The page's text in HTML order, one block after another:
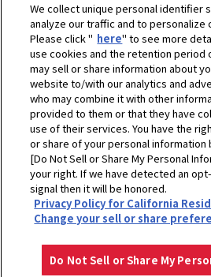
尋找據點 聯繫方式
尋找據點
支援
關於我們
總裁的話 我們的使命 業務範疇
企業社會責任／環境
運動
選擇地區
Copyright © YANMAR HOLDINGS
We collect unique personal identifier
analyze our traffic and to personalize
Please click " here" to see more
use cookies and the retention period
may sell or share information about
website to/with our analytics and
who may combine it with other
provided to them or that they have
use of their services. You have the
or share of your personal information
[Do Not Sell or Share My Personal
your right. If we have detected an
signal then it will be honored.
Privacy Policy for California
Change your sell or share
Do Not Sell or Share My